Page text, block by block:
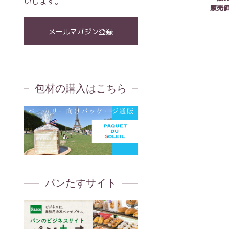
販売
メールマガジン登録
包材の購入はこちら
パンたすサイト